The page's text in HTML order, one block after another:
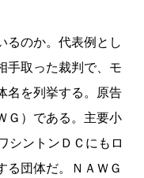
るのか。代表例とし
手取った裁判で、モ
名を列挙する。原告
Ｇ）である。主要小
シントンＤＣにもロ
る団体だ。ＮＡＷＧ